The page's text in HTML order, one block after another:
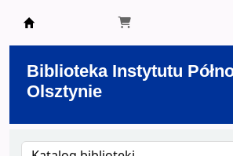
Biblioteka Instytutu
Olsztynie